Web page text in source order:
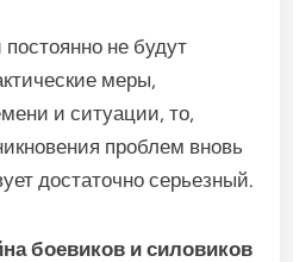
не будут
меры,
и ситуации, то,
проблем вновь
достаточно серьезный.
боевиков и силовиков